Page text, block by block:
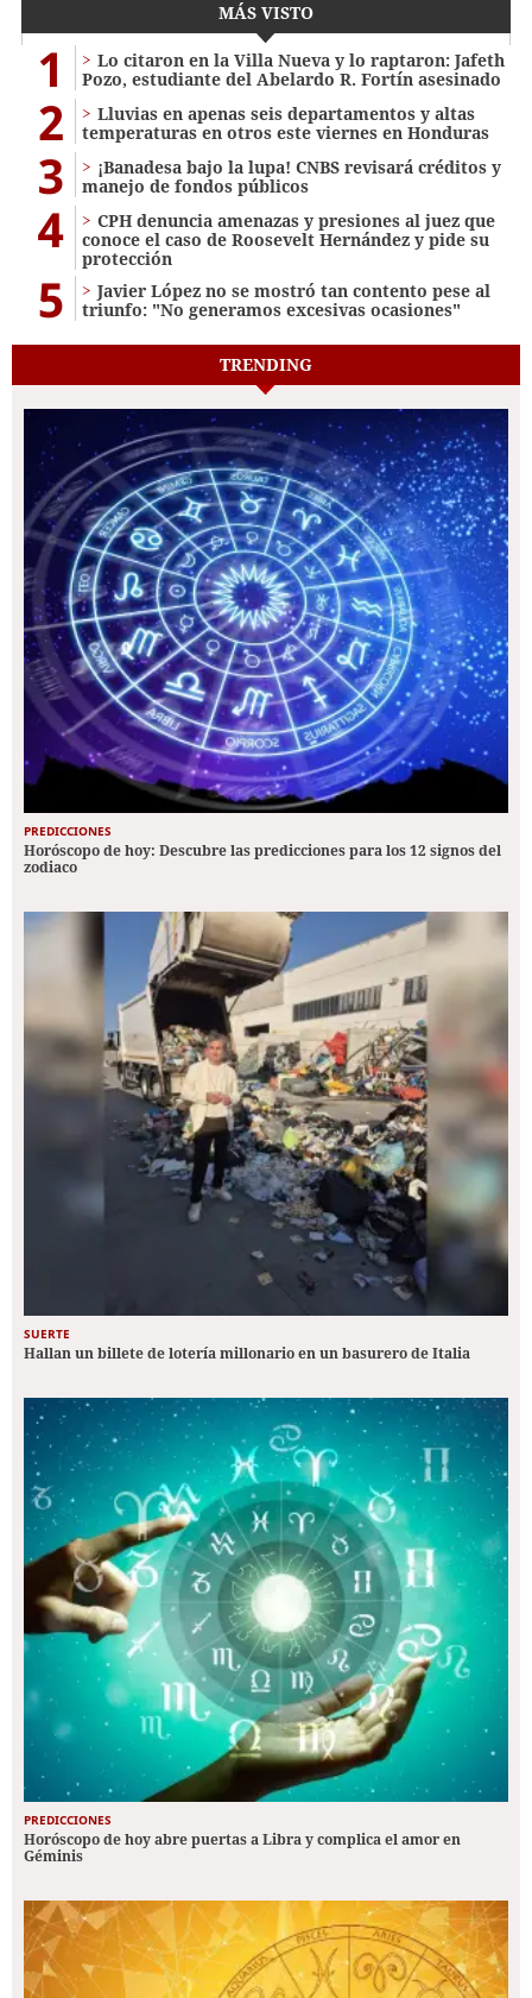
MÁS VISTO
1
Lo citaron en la Villa Nueva y lo raptaron: Jafeth
Pozo, estudiante del Abelardo R. Fortín asesinado
2
Lluvias en apenas seis departamentos y altas
temperaturas en otros este viernes en Honduras
3
¡Banadesa bajo la lupa! CNBS revisará créditos y
manejo de fondos públicos
4
CPH denuncia amenazas y presiones al juez que
conoce el caso de Roosevelt Hernández y pide su
protección
5
Javier López no se mostró tan contento pese al
triunfo: "No generamos excesivas ocasiones"
TRENDING
PREDICCIONES
Horóscopo de hoy: Descubre las predicciones para los 12 signos del
zodiaco
SUERTE
Hallan un billete de lotería millonario en un basurero de Italia
PREDICCIONES
Horóscopo de hoy abre puertas a Libra y complica el amor en
Géminis